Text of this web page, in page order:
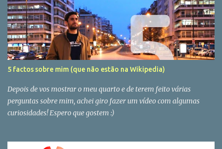
5 factos sobre mim (que não estão na Wikipedia)
Depois de vos mostrar o meu quarto e de terem feito várias
perguntas sobre mim, achei giro fazer um vídeo com algumas
curiosidades! Espero que gostem :)